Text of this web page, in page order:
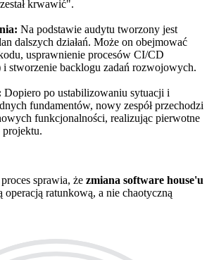
krwawić".
Na podstawie audytu tworzony jest
dalszych działań. Może on obejmować
usprawnienie procesów CI/CD
i stworzenie backlogu zadań rozwojowych.
Dopiero po ustabilizowaniu sytuacji i
fundamentów, nowy zespół przechodzi
funkcjonalności, realizując pierwotne
projektu.
sprawia, że zmiana software house'u
operacją ratunkową, a nie chaotyczną